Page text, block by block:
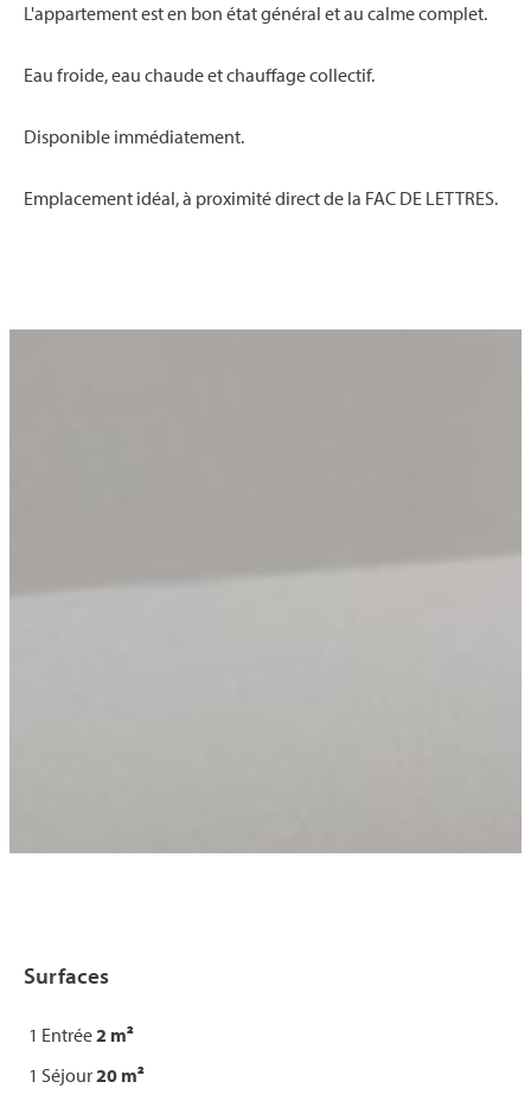
L'appartement est en bon état général et au calme complet.
Eau froide, eau chaude et chauffage collectif.
Disponible immédiatement.
Emplacement idéal, à proximité direct de la FAC DE LETTRES.
Surfaces
1 Entrée2 m²
1 Séjour20 m²